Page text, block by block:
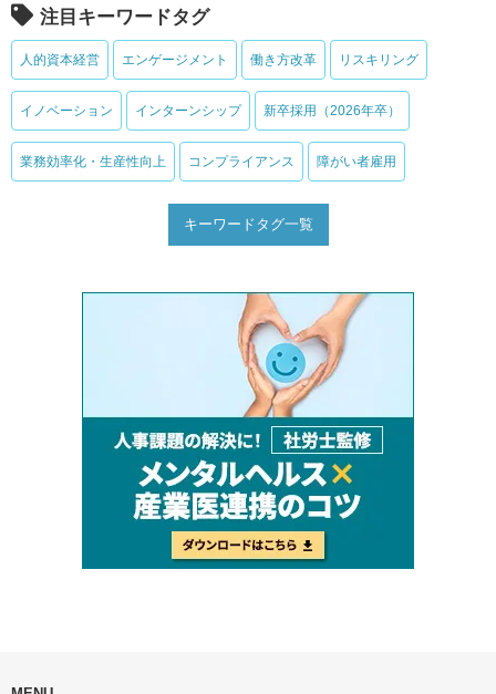
注目キーワードタグ
人的資本経営 エンゲージメント 働き方改革 リスキリング
イノベーション インターンシップ 新卒採用（2026年卒）
業務効率化・生産性向上 コンプライアンス 障がい者雇用
キーワードタグ一覧